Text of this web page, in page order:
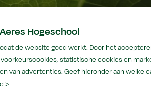
beheer natuurgrasland’ van
Hogeschool
de website goed werkt. Door het
statistische cookies en
van advertenties. Geef hieronder aan welke
>